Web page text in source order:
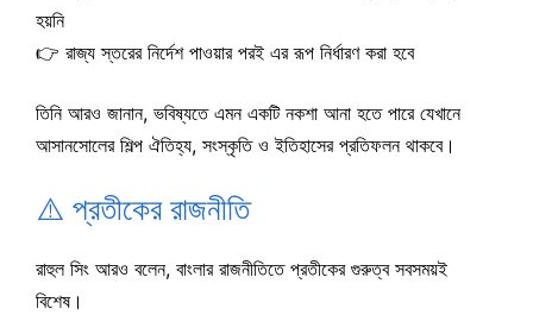
হয়নি
👉 রাজ্য স্তরের নির্দেশ পাওয়ার পরই এর রূপ নির্ধারণ করা হবে
তিনি আরও জানান, ভবিষ্যতে এমন একটি নকশা আনা হতে পারে যেখানে
আসানসোলের শিল্প ঐতিহ্য, সংস্কৃতি ও ইতিহাসের প্রতিফলন থাকবে।
⚠️ প্রতীকের রাজনীতি
রাহুল সিং আরও বলেন, বাংলার রাজনীতিতে প্রতীকের গুরুত্ব সবসময়ই
বিশেষ।